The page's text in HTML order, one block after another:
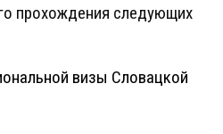
прохождения следующих
визы Словацкой